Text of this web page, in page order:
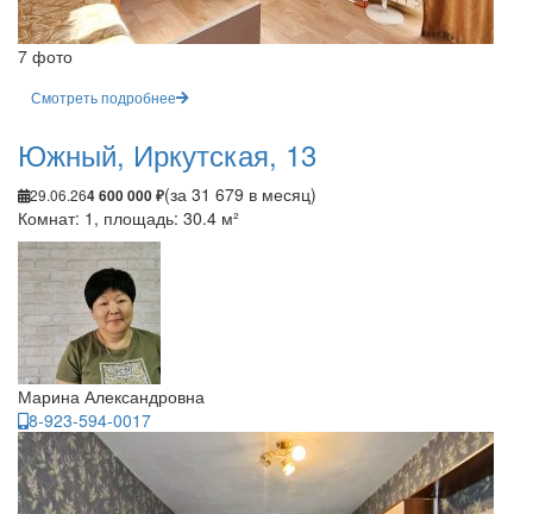
7 фото
Смотреть подробнее
Южный, Иркутская, 13
29.06.264 600 000 ₽(за 31 679 в месяц)
Комнат: 1, площадь: 30.4 м²
Марина Александровна
8-923-594-0017